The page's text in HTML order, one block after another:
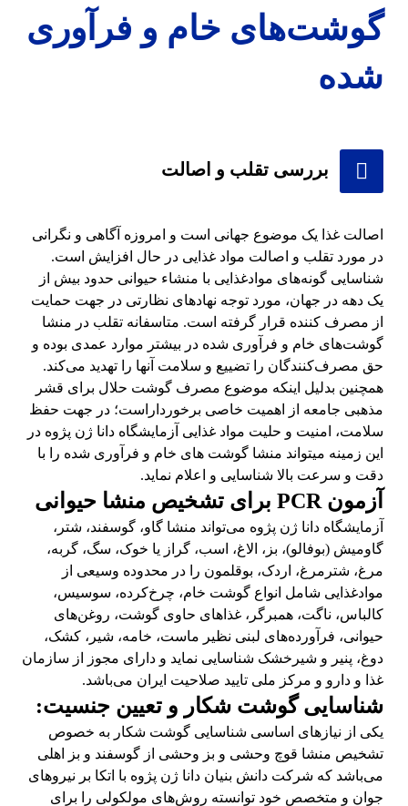
گوشت‌های خام و فرآوری
شده
بررسی تقلب و اصالت
اصالت غذا یک موضوع جهانی است و امروزه آگاهی و نگرانی
در مورد تقلب و اصالت مواد غذایی در حال افزایش است.
شناسایی گونه‌های موادغذایی با منشاء حیوانی حدود بیش از
یک دهه در جهان، مورد توجه نهادهای نظارتی در جهت حمایت
از مصرف کننده قرار گرفته است. متاسفانه تقلب در منشا
گوشت‌های خام و فرآوری شده در بیشتر موارد عمدی بوده و
حق مصرف‌کنندگان را تضییع و سلامت آنها را تهدید می‌کند.
همچنین بدلیل اینکه موضوع مصرف گوشت حلال برای قشر
مذهبی جامعه از اهمیت خاصی برخورداراست؛ در جهت حفظ
سلامت، امنیت و حلیت مواد غذایی آزمایشگاه دانا ژن پژوه در
این زمینه میتواند منشا گوشت های خام و فرآوری شده را با
دقت و سرعت بالا شناسایی و اعلام نماید.
آزمون PCR برای تشخیص منشا حیوانی
آزمایشگاه دانا ژن پژوه می‌تواند منشا گاو، گوسفند، شتر،
گاومیش (بوفالو)، بز، الاغ، اسب، گراز یا خوک، سگ، گربه،
مرغ، شترمرغ، اردک، بوقلمون را در محدوده وسیعی از
موادغذایی شامل انواع گوشت خام، چرخ‌کرده، سوسیس،
کالباس، ناگت، همبرگر، غذاهای حاوی گوشت، روغن‌های
حیوانی، فرآورده‌های لبنی نظیر ماست، خامه، شیر، کشک،
دوغ، پنیر و شیرخشک شناسایی نماید و دارای مجوز از سازمان
غذا و دارو و مرکز ملی تایید صلاحیت ایران می‌باشد.
شناسایی گوشت شکار و تعیین جنسیت:
یکی از نیازهای اساسی شناسایی گوشت شکار به خصوص
تشخیص منشا قوچ وحشی و بز وحشی از گوسفند و بز اهلی
می‌باشد که شرکت دانش بنیان دانا ژن پژوه با اتکا بر نیروهای
جوان و متخصص خود توانسته روش‌های مولکولی را برای